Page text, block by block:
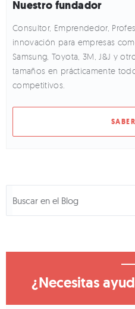
Nuestro fundador
Consultor, Emprendedor,
innovación para empresas
Samsung, Toyota, 3M, J&J y
tamaños en prácticamente
competitivos.
¿Necesitas